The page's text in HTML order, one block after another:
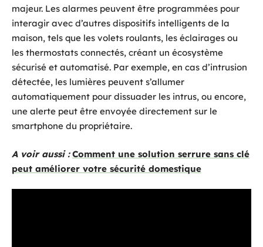
majeur. Les alarmes peuvent être programmées pour
interagir avec d’autres dispositifs intelligents de la
maison, tels que les volets roulants, les éclairages ou
les thermostats connectés, créant un écosystème
sécurisé et automatisé. Par exemple, en cas d’intrusion
détectée, les lumières peuvent s’allumer
automatiquement pour dissuader les intrus, ou encore,
une alerte peut être envoyée directement sur le
smartphone du propriétaire.
A voir aussi : Comment une solution serrure sans clé
peut améliorer votre sécurité domestique